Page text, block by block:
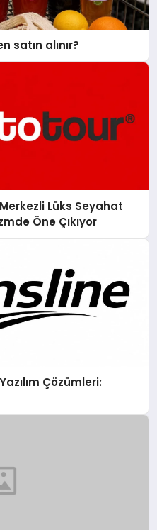
satın alınır?
Lüks Seyahat
Öne Çıkıyor
Çözümleri: